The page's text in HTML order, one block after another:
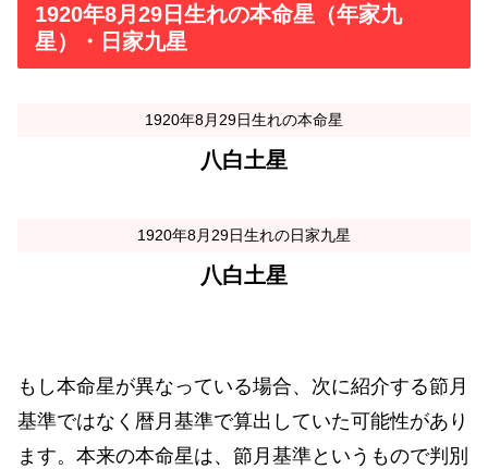
1920年8月29日生れの本命星（年家九
星）・日家九星
1920年8月29日生れの本命星
八白土星
1920年8月29日生れの日家九星
八白土星
もし本命星が異なっている場合、次に紹介する節月
基準ではなく暦月基準で算出していた可能性があり
ます。本来の本命星は、節月基準というもので判別